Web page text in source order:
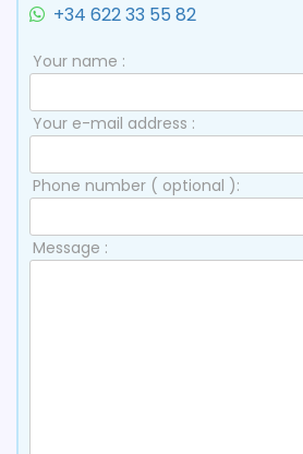
+34 622 33 55 82
Your name :
Your e-mail address :
Phone number ( optional ):
Message :